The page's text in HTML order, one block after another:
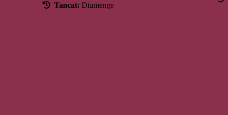
Tancat: Diumenge